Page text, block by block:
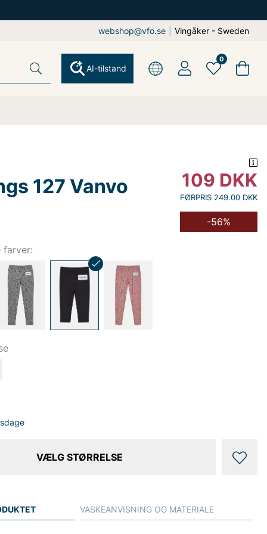
webshop@vfo.se Vingåker - Sweden
AI-tilstand
0
127 Vanvo 109 DKK
FØRPRIS 249.00 DKK
-56%
farver:
VÆLG STØRRELSE
VASKEANVISNING OG MATERIALE